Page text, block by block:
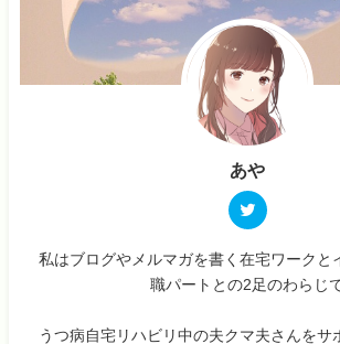
あや
私はブログやメルマガを書く在宅ワークと
職パートとの2足のわらじ
うつ病自宅リハビリ中の夫クマ夫さんをサ